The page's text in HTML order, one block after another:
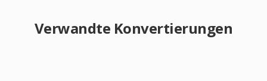
Verwandte Konvertierungen